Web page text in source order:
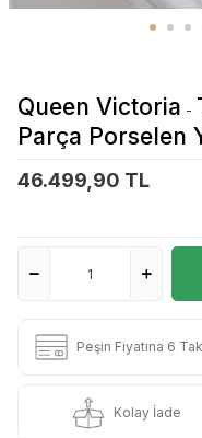
Queen Victoria -
Parça Porselen
46.499,90 TL
Peşin Fiyatına 6
Kolay İade